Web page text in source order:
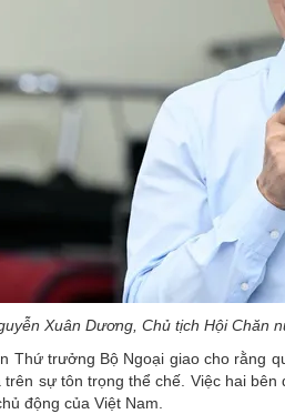
Xuân Dương, Chủ tịch Hội Chăn
Thứ trưởng Bộ Ngoại giao cho rằng
sự tôn trọng thể chế. Việc hai
động của Việt Nam.